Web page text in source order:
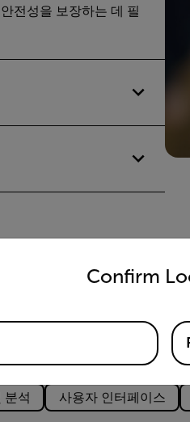
전성을 보장하는 데 필
분석 사용자 인터페이스
Confirm
and language from the